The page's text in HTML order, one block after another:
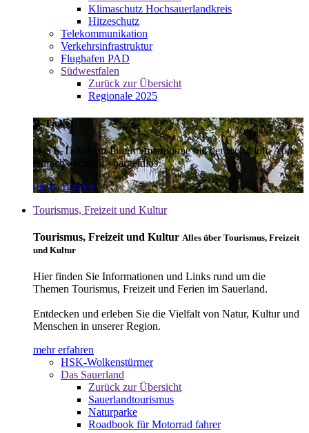
Klimaschutz Hochsauerlandkreis
Hitzeschutz
Telekommunikation
Verkehrsinfrastruktur
Flughafen PAD
Südwestfalen
Zurück zur Übersicht
Regionale 2025
E-Ticket
Das E-Ticket auf Ihrem Smartphone mit der mobil info App -
einfach - schnell - bargeldlos
mehr erfahren
Tourismus, Freizeit und Kultur
Tourismus, Freizeit und Kultur Alles über Tourismus, Freizeit
und Kultur
Hier finden Sie Informationen und Links rund um die
Themen Tourismus, Freizeit und Ferien im Sauerland.
Entdecken und erleben Sie die Vielfalt von Natur, Kultur und
Menschen in unserer Region.
mehr erfahren
HSK-Wolkenstürmer
Das Sauerland
Zurück zur Übersicht
Sauerlandtourismus
Naturparke
Roadbook für Motorrad fahrer